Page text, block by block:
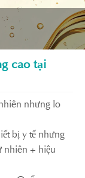
cao tại
nhưng lo
bị y tế nhưng
nhiên + hiệu